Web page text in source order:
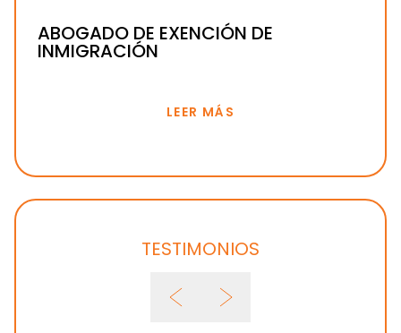
ABOGADO DE EXENCIÓN DE
INMIGRACIÓN
LEER MÁS
TESTIMONIOS